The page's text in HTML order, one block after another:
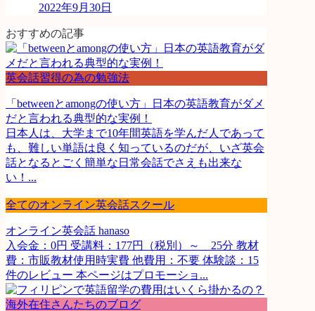
2022年9月30日
おすすめの記事
英会話習得の為の勉強法
「betweenとamongの使い方」日本の英語教育がダメ
だと言われる典型的な実例！
日本人は、大学まで10年間英語を学んだ人であって
も、難しい単語は良く知っているのだが、いざ英会
話となるとごく簡単な日常会話でさえも出来な
い！...
全てのオンライン英会話スクール
オンライン英会話 hanaso
入会金：0円 受講料：177円（税別）～ 25分 教材
費：市販教材使用時実費 他費用：不要 体験談：15
件のレビュー 本ページはプロモーショ...
海外在住さんたちのブログ